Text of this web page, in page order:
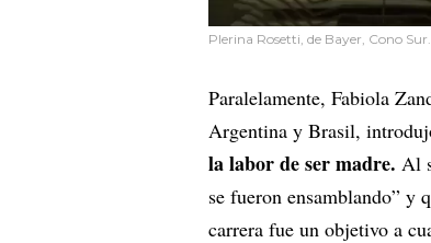
PIerina Rosetti, de Bayer, Cono Sur.
Paralelamente, Fabiola
Argentina y Brasil,
la labor de ser madre. Al
se fueron ensamblando” y
carrera fue un objetivo a